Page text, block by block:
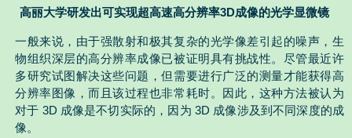
高丽大学研发出可实现超高速高分辨率3D成像的光学显微镜
一般来说，由于强散射和极其复杂的光学像差引起的噪声，生
物组织深层的高分辨率成像已被证明具有挑战性。尽管最近许
多研究试图解决这些问题，但需要进行广泛的测量才能获得高
分辨率图像，而且该过程也非常耗时。因此，这种方法被认为
对于 3D 成像是不切实际的，因为 3D 成像涉及到不同深度的成
像。